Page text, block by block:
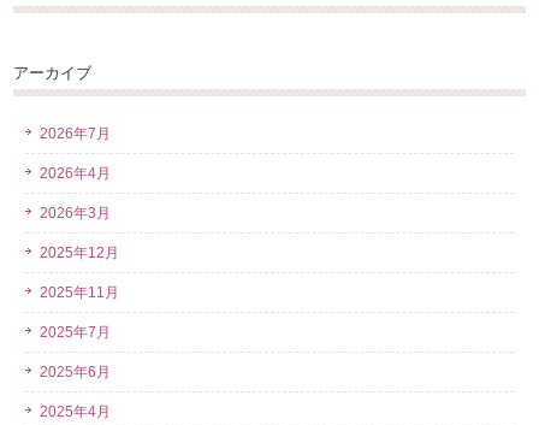
アーカイブ
2026年7月
2026年4月
2026年3月
2025年12月
2025年11月
2025年7月
2025年6月
2025年4月